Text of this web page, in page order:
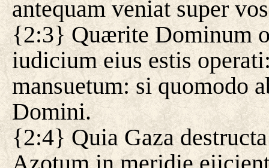
antequam veniat super
{2:3} Quærite Dominum
iudicium eius estis
mansuetum: si quomodo
Domini.
{2:4} Quia Gaza